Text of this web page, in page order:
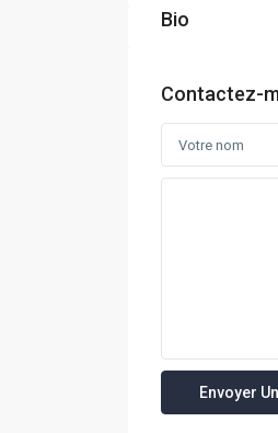
Bio
Contactez-